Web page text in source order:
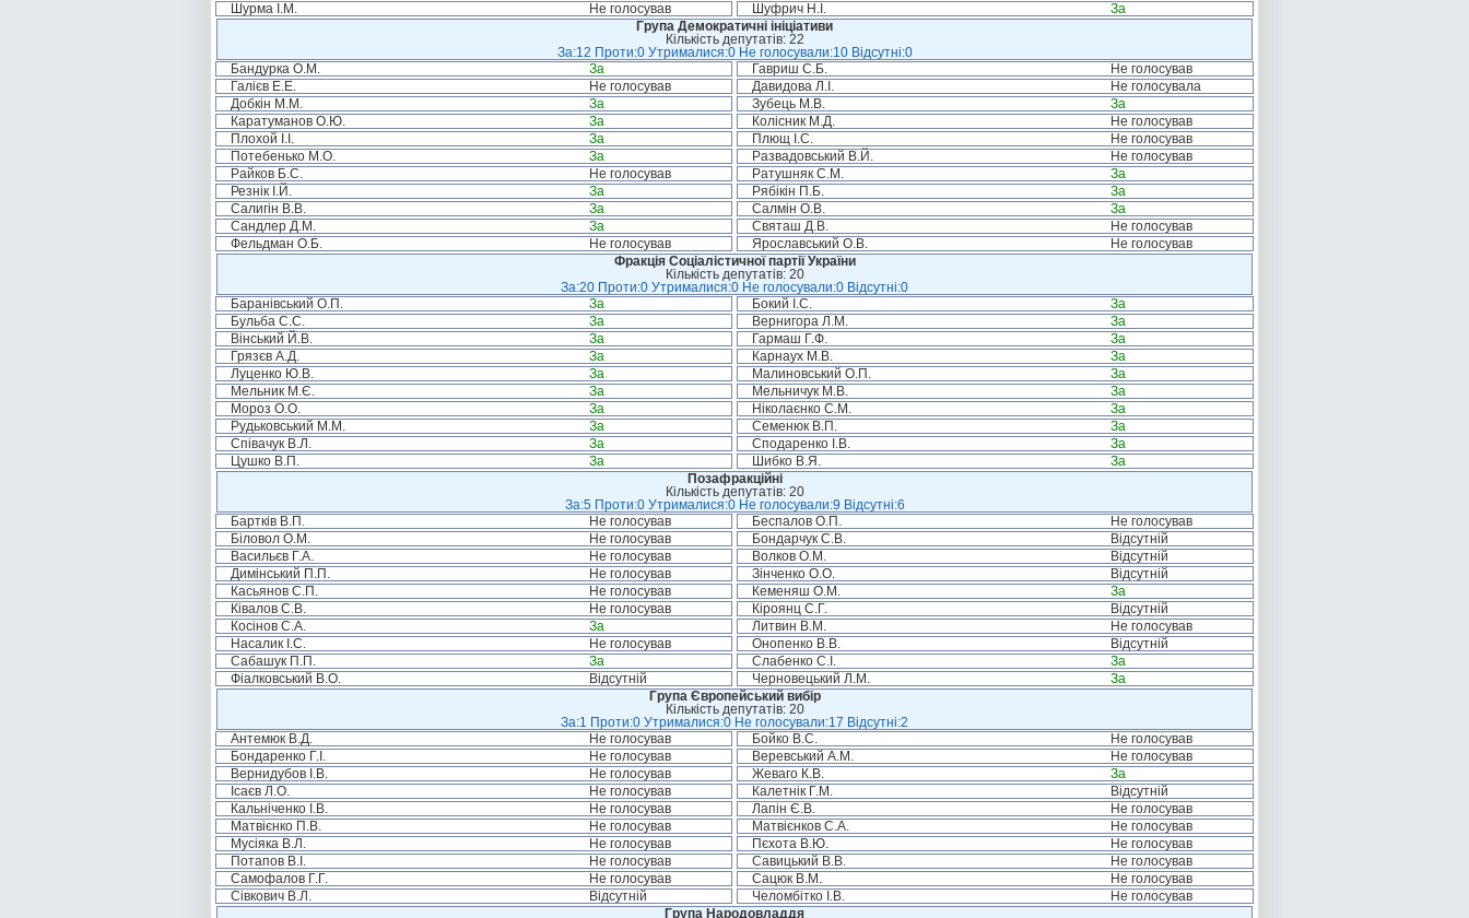
Шурма І.М.
Не голосував Шуфрич Н.І.
За
Група Демократичні ініціативи
Кількість депутатів: 22
За:12 Проти:0 Утрималися:0 Не голосували:10 Відсутні:0
Бандурка О.М.
За Гавриш С.Б.
Не голосував
Галієв Е.Е.
Не голосував Давидова Л.І.
Не голосувала
Добкін М.М.
За Зубець М.В.
За
Каратуманов О.Ю.
За Колісник М.Д.
Не голосував
Плохой І.І.
За Плющ І.С.
Не голосував
Потебенько М.О.
За Развадовський В.Й.
Не голосував
Райков Б.С.
Не голосував Ратушняк С.М.
За
Резнік І.Й.
За Рябікін П.Б.
За
Салигін В.В.
За Салмін О.В.
За
Сандлер Д.М.
За Святаш Д.В.
Не голосував
Фельдман О.Б.
Не голосував Ярославський О.В.
Не голосував
Фракція Соціалістичної партії України
Кількість депутатів: 20
За:20 Проти:0 Утрималися:0 Не голосували:0 Відсутні:0
Баранівський О.П.
За Бокий І.С.
За
Бульба С.С.
За Вернигора Л.М.
За
Вінський Й.В.
За Гармаш Г.Ф.
За
Грязєв А.Д.
За Карнаух М.В.
За
Луценко Ю.В.
За Малиновський О.П.
За
Мельник М.Є.
За Мельничук М.В.
За
Мороз О.О.
За Ніколаєнко С.М.
За
Рудьковський М.М.
За Семенюк В.П.
За
Співачук В.Л.
За Сподаренко І.В.
За
Цушко В.П.
За Шибко В.Я.
За
Позафракційні
Кількість депутатів: 20
За:5 Проти:0 Утрималися:0 Не голосували:9 Відсутні:6
Бартків В.П.
Не голосував Беспалов О.П.
Не голосував
Біловол О.М.
Не голосував Бондарчук С.В.
Відсутній
Васильєв Г.А.
Не голосував Волков О.М.
Відсутній
Димінський П.П.
Не голосував Зінченко О.О.
Відсутній
Касьянов С.П.
Не голосував Кеменяш О.М.
За
Ківалов С.В.
Не голосував Кіроянц С.Г.
Відсутній
Косінов С.А.
За Литвин В.М.
Не голосував
Насалик І.С.
Не голосував Онопенко В.В.
Відсутній
Сабашук П.П.
За Слабенко С.І.
За
Фіалковський В.О.
Відсутній Черновецький Л.М.
За
Група Європейський вибір
Кількість депутатів: 20
За:1 Проти:0 Утрималися:0 Не голосували:17 Відсутні:2
Антемюк В.Д.
Не голосував Бойко В.С.
Не голосував
Бондаренко Г.І.
Не голосував Веревський А.М.
Не голосував
Вернидубов І.В.
Не голосував Жеваго К.В.
За
Ісаєв Л.О.
Не голосував Калетнік Г.М.
Відсутній
Кальніченко І.В.
Не голосував Лапін Є.В.
Не голосував
Матвієнко П.В.
Не голосував Матвієнков С.А.
Не голосував
Мусіяка В.Л.
Не голосував Пєхота В.Ю.
Не голосував
Потапов В.І.
Не голосував Савицький В.В.
Не голосував
Самофалов Г.Г.
Не голосував Сацюк В.М.
Не голосував
Сівкович В.Л.
Відсутній Челомбітко І.В.
Не голосував
Група Народовладдя